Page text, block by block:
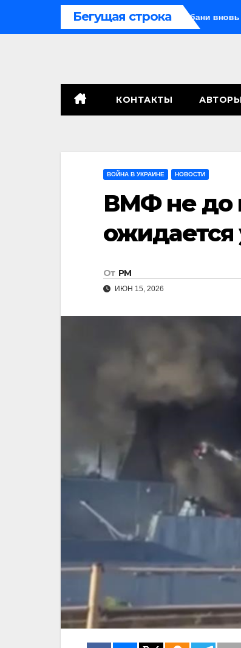
Бегущая строка
с внуком, в Поволжье и на Кубани вновь горят
КОНТАКТЫ АВТОРЫ
ВОЙНА В УКРАИНЕ НОВОСТИ
ВМФ не до
ожидается
От РМ
ИЮН 15, 2026